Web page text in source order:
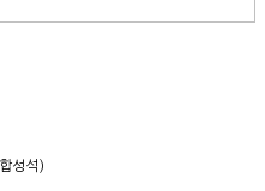
성석)